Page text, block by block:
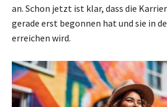
an. Schon jetzt ist klar, dass die
gerade erst begonnen hat und sie in
erreichen wird.